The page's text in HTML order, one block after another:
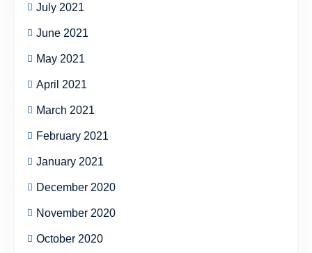
July 2021
June 2021
May 2021
April 2021
March 2021
February 2021
January 2021
December 2020
November 2020
October 2020